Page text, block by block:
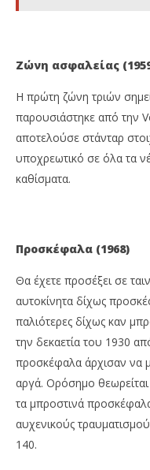
Ζώνη ασφαλείας
Η πρώτη ζώνη τριών
παρουσιάστηκε από την
αποτελούσε στάνταρ
υποχρεωτικό σε όλα τα
καθίσματα.
Προσκέφαλα (1968)
Θα έχετε προσέξει σε
αυτοκίνητα δίχως
παλιότερες δίχως καν
την δεκαετία του 1930
προσκέφαλα άρχισαν να
αργά. Ορόσημο
τα μπροστινά
αυχενικούς
140.